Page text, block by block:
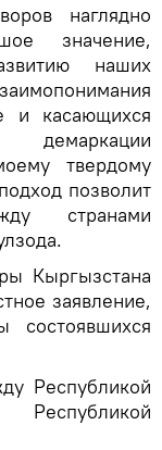
наглядно
значение,
наших
и касающихся
твердому
позволит
странами
Кыргызстана
заявление,
состоявшихся
Республикой